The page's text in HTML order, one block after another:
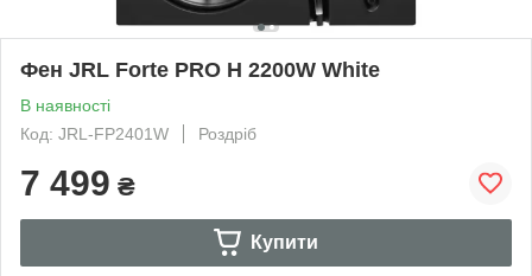
Фен JRL Forte PRO H 2200W White
В наявності
Код: JRL-FP2401W
Роздріб
7 499 ₴
Купити